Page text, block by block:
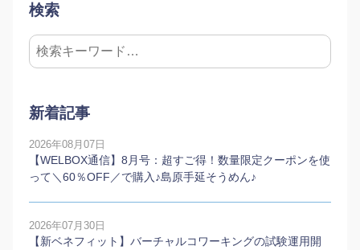
検索
新着記事
2026年08月07日
【WELBOX通信】8月号：超すご得！数量限定クーポンを使
って＼60％OFF／で購入♪島原手延そうめん♪
2026年07月30日
【新ベネフィット】バーチャルコワーキングの試験運用開